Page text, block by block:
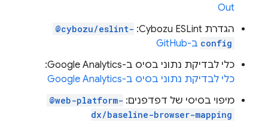
Out
הגדרת Cybozu ESLint:
@cybozu/eslint-
config ב-GitHub
כלי לבדיקת נתוני בסיס ב-Google Analytics:
כלי לבדיקת נתוני בסיס ב-Google Analytics
מיפוי בסיסי של דפדפנים: @web-platform-
dx/baseline-browser-mapping